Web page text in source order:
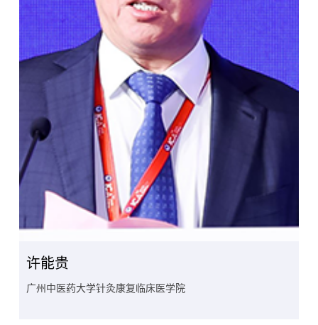
许能贵
广州中医药大学针灸康复临床医学院